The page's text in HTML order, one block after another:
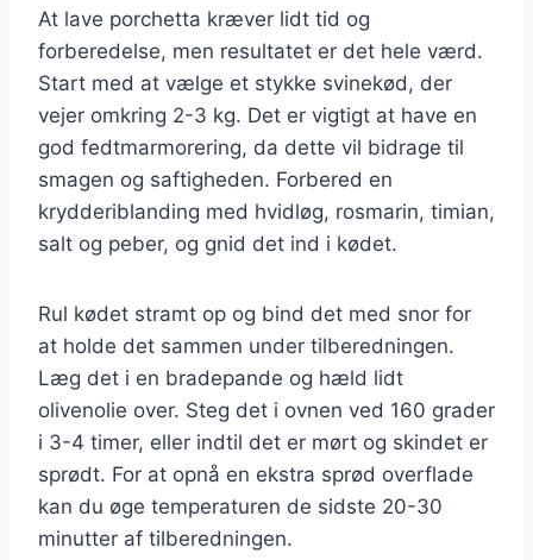
At lave porchetta kræver lidt tid og
forberedelse, men resultatet er det hele værd.
Start med at vælge et stykke svinekød, der
vejer omkring 2-3 kg. Det er vigtigt at have en
god fedtmarmorering, da dette vil bidrage til
smagen og saftigheden. Forbered en
krydderiblanding med hvidløg, rosmarin, timian,
salt og peber, og gnid det ind i kødet.
Rul kødet stramt op og bind det med snor for
at holde det sammen under tilberedningen.
Læg det i en bradepande og hæld lidt
olivenolie over. Steg det i ovnen ved 160 grader
i 3-4 timer, eller indtil det er mørt og skindet er
sprødt. For at opnå en ekstra sprød overflade
kan du øge temperaturen de sidste 20-30
minutter af tilberedningen.